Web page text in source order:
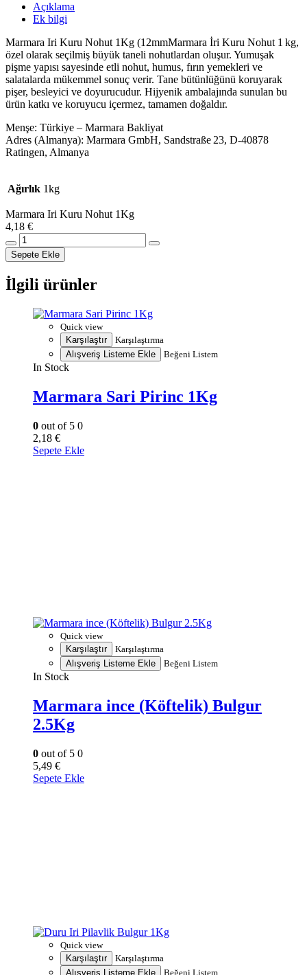
Açıklama
Ek bilgi
Marmara Iri Kuru Nohut 1Kg (12mmMarmara İri Kuru Nohut 1 kg,
özel olarak seçilmiş büyük taneli nohutlardan oluşur. Yumuşak
pişme yapısı sayesinde etli nohut, humus, fırın yemekleri ve
salatalarda mükemmel sonuç verir. Tane bütünlüğünü koruyarak
pişer, besleyici ve doyurucudur. Hijyenik ambalajında sunulan bu
ürün katkı ve koruyucu içermez, tamamen doğaldır.
Menşe: Türkiye – Marmara Bakliyat
Adres (Almanya): Marmara GmbH, Sandstraße 23, D‑40878
Ratingen, Almanya
Ağırlık 1kg
Marmara Iri Kuru Nohut 1Kg
4,18 €
Marmara
Iri
Kuru
Nohut
1Kg
Sepete Ekle
İlgili ürünler
Quick view
Karşılaştır
Karşılaştırma
Alışveriş Listeme Ekle
Beğeni Listem
In Stock
Marmara Sari Pirinc 1Kg
0 out of 5 0
2,18 €
Sepete Ekle
Quick view
Karşılaştır
Karşılaştırma
Alışveriş Listeme Ekle
Beğeni Listem
In Stock
Marmara ince (Köftelik) Bulgur
2.5Kg
0 out of 5 0
5,49 €
Sepete Ekle
Quick view
Karşılaştır
Karşılaştırma
Alışveriş Listeme Ekle
Beğeni Listem